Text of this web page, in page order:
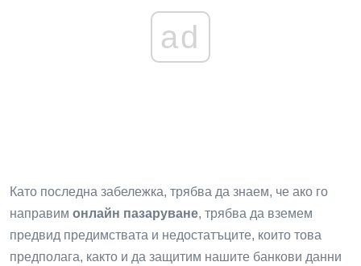
ad
Като последна забележка, трябва да знаем, че ако го
направим онлайн пазаруване, трябва да вземем
предвид предимствата и недостатъците, които това
предполага, както и да защитим нашите банкови данни